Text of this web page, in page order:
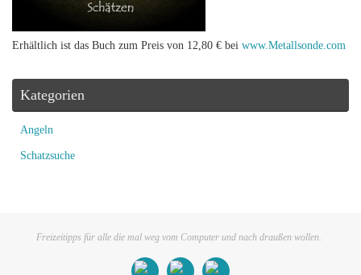
Erhältlich ist das Buch zum Preis von 12,80 € bei www.Metallsonde.com
Kategorien
Angeln
Schatzsuche
Freizeitipps für alle die mal weg vom Computer und nach draußen wollen.